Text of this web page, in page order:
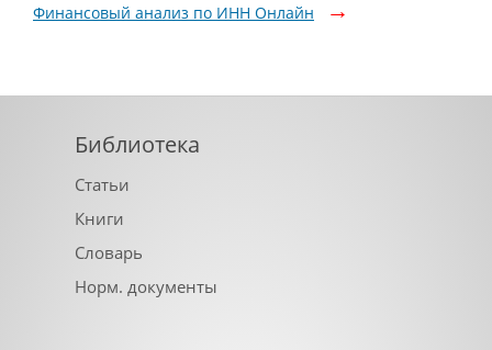
Финансовый анализ по ИНН Онлайн
Библиотека
Статьи
Книги
Словарь
Норм. документы